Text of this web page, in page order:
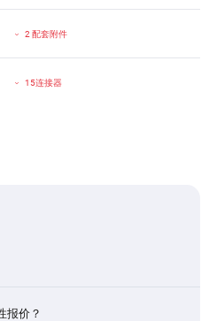
2 配套附件
15连接器
报价？